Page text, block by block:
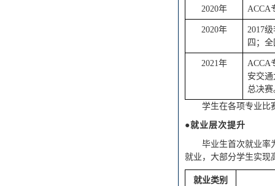
2020年 ACCA
2020年
2017
四；
2021年
ACCA
安交
总决赛
学生在各项专业比
●就业层次提升
毕业生首次就业率
就业，大部分学生实现
就业类别